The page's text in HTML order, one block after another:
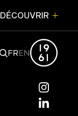
DÉCOUVRIR
FREN